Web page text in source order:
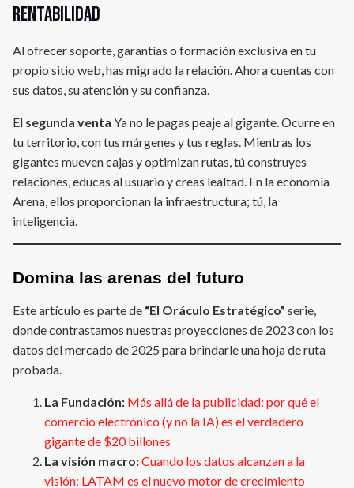
rentabilidad
Al ofrecer soporte, garantías o formación exclusiva en tu
propio sitio web, has migrado la relación. Ahora cuentas con
sus datos, su atención y su confianza.
El segunda venta Ya no le pagas peaje al gigante. Ocurre en
tu territorio, con tus márgenes y tus reglas. Mientras los
gigantes mueven cajas y optimizan rutas, tú construyes
relaciones, educas al usuario y creas lealtad. En la economía
Arena, ellos proporcionan la infraestructura; tú, la
inteligencia.
Domina las arenas del futuro
Este artículo es parte de “El Oráculo Estratégico” serie,
donde contrastamos nuestras proyecciones de 2023 con los
datos del mercado de 2025 para brindarle una hoja de ruta
probada.
La Fundación: Más allá de la publicidad: por qué el
comercio electrónico (y no la IA) es el verdadero
gigante de $20 billones
La visión macro:Cuando los datos alcanzan a la
visión: LATAM es el nuevo motor de crecimiento